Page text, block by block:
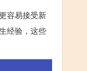
容易接受新
经验，这些